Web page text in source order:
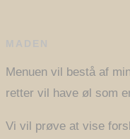
MADEN
Menuen vil bestå af
retter vil have øl som
Vi vil prøve at vise